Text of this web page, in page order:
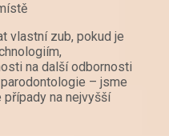
vlastní zub, pokud je
na další odbornosti
– jsme
na nejvyšší